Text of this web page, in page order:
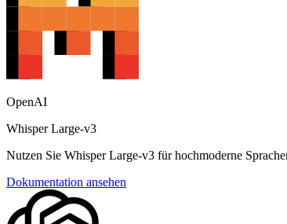
OpenAI
Whisper Large-v3
Nutzen Sie Whisper Large-v3 für hochmoderne
Dokumentation ansehen